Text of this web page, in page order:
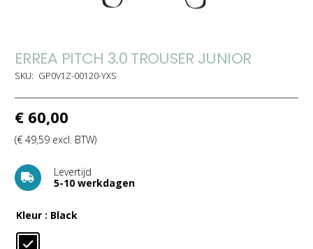
ERREA PITCH 3.0 TROUSER JUNIOR
SKU: GP0V1Z-00120-YXS
€ 60,00
(€ 49,59 excl. BTW)
Levertijd
5-10 werkdagen
Kleur : Black